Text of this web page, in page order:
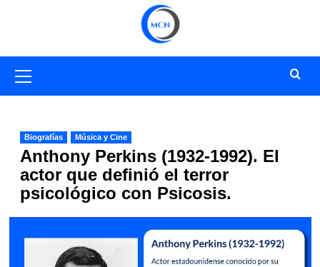
primario
Biografías Música y Cine
Anthony Perkins (1932-1992). El
actor que definió el terror
psicológico con Psicosis.